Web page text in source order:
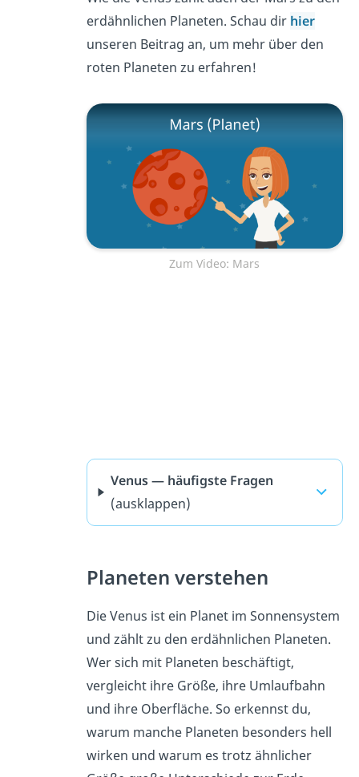
erdähnlichen Planeten. Schau dir hier
unseren Beitrag an, um mehr über den
roten Planeten zu erfahren!
Zum Video: Mars
Venus — häufigste Fragen
(ausklappen)
Planeten verstehen
Die Venus ist ein Planet im Sonnensystem
und zählt zu den erdähnlichen Planeten.
Wer sich mit Planeten beschäftigt,
vergleicht ihre Größe, ihre Umlaufbahn
und ihre Oberfläche. So erkennst du,
warum manche Planeten besonders hell
wirken und warum es trotz ähnlicher